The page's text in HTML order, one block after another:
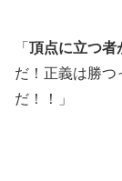
「 頂点に立つ者
だ！正義は勝つ
だ！！」